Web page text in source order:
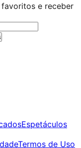
favoritos e receber
Espetáculos
Termos de Uso